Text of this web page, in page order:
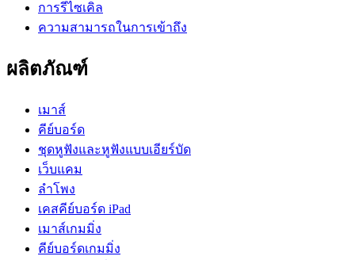
การรีไซเคิล
ความสามารถในการเข้าถึง
ผลิตภัณฑ์
เมาส์
คีย์บอร์ด
ชุดหูฟังและหูฟังแบบเอียร์บัด
เว็บแคม
ลำโพง
เคสคีย์บอร์ด iPad
เมาส์เกมมิ่ง
คีย์บอร์ดเกมมิ่ง